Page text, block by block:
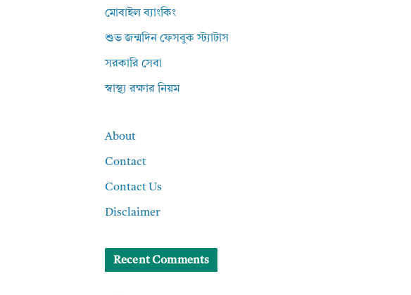
মোবাইল ব্যাংকিং
শুভ জন্মদিন ফেসবুক স্ট্যাটাস
সরকারি সেবা
স্বাস্থ্য রক্ষার নিয়ম
About
Contact
Contact Us
Disclaimer
Recent Comments